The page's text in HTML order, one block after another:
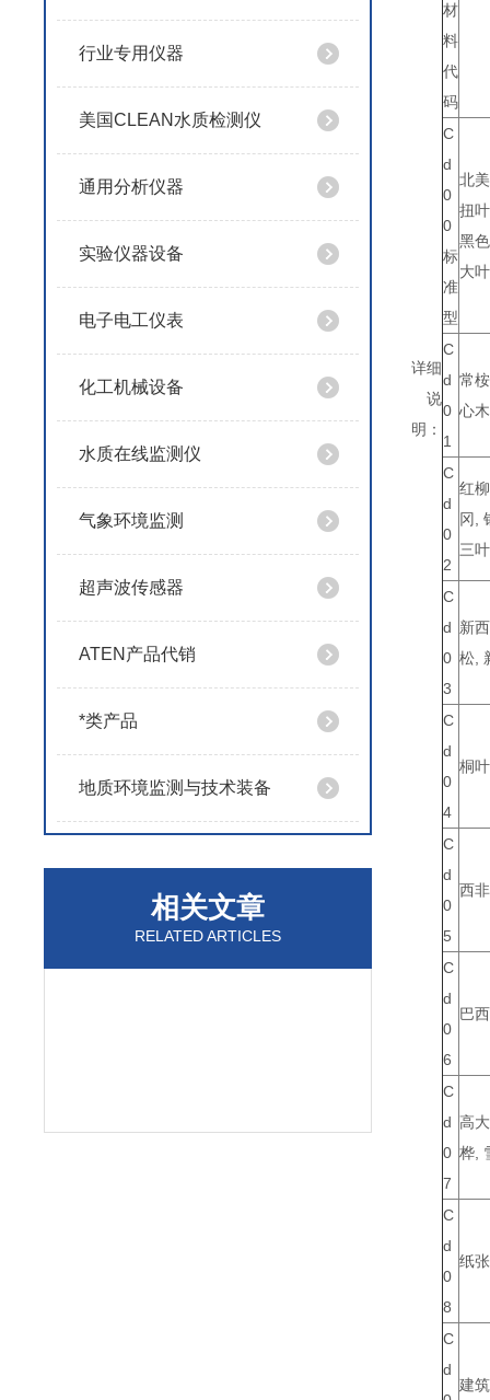
行业专用仪器
美国CLEAN水质检测仪
通用分析仪器
实验仪器设备
电子电工仪表
化工机械设备
水质在线监测仪
气象环境监测
超声波传感器
ATEN产品代销
*类产品
地质环境监测与技术装备
相关文章
RELATED ARTICLES
详细
说
明：
材
料
代
码
C
d
0
0
标
准
型
北
扭
黑
大
C
d
0
1
常
心
C
d
0
2
红
冈,
三
C
d
0
3
新
松,
C
d
0
4
桐
C
d
0
5
西
C
d
0
6
巴
C
d
0
7
高
桦,
C
d
0
8
纸
C
d
建